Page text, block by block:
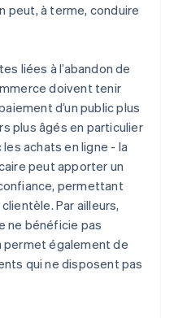
peut, à terme, conduire
liées à l’abandon de
doivent tenir
d’un public plus
plus âgés en particulier
achats en ligne - la
peut apporter un
permettant
Par ailleurs,
ne bénéficie pas
permet également de
qui ne disposent pas